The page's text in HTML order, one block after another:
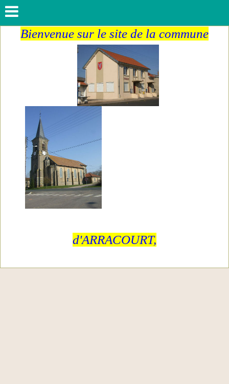
Bienvenue sur le site de la commune
d'ARRACOURT,